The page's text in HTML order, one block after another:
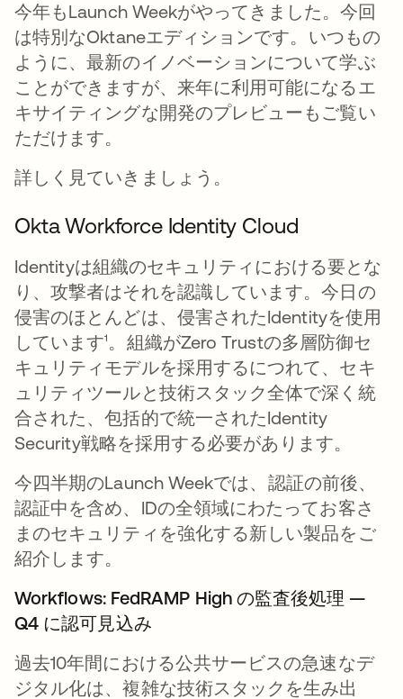
今年もLaunch Weekがやってきました。今回
は特別なOktaneエディションです。いつもの
ように、最新のイノベーションについて学ぶ
ことができますが、来年に利用可能になるエ
キサイティングな開発のプレビューもご覧い
ただけます。
詳しく見ていきましょう。
Okta Workforce Identity Cloud
Identityは組織のセキュリティにおける要とな
り、攻撃者はそれを認識しています。今日の
侵害のほとんどは、侵害されたIdentityを使用
しています¹。組織がZero Trustの多層防御セ
キュリティモデルを採用するにつれて、セキ
ュリティツールと技術スタック全体で深く統
合された、包括的で統一されたIdentity
Security戦略を採用する必要があります。
今四半期のLaunch Weekでは、認証の前後、
認証中を含め、IDの全領域にわたってお客さ
まのセキュリティを強化する新しい製品をご
紹介します。
Workflows: FedRAMP High の監査後処理 —
Q4 に認可見込み
過去10年間における公共サービスの急速なデ
ジタル化は、複雑な技術スタックを生み出